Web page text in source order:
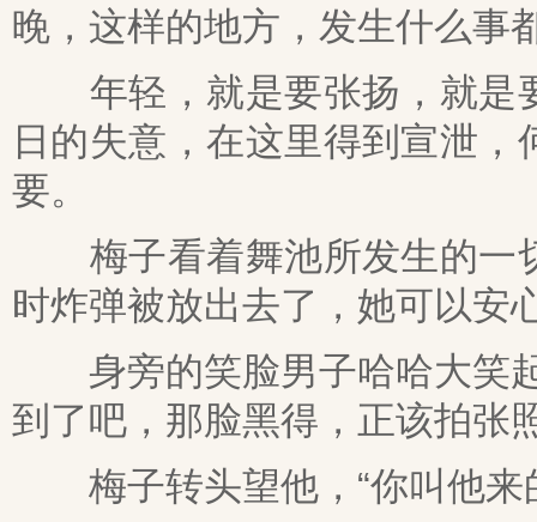
晚，这样的地方，发生什么事
年轻，就是要张扬，就是
日的失意，在这里得到宣泄
要。
梅子看着舞池所发生的一
时炸弹被放出去了，她可以安
身旁的笑脸男子哈哈大笑起
到了吧，那脸黑得，正该拍张
梅子转头望他，“你叫他来